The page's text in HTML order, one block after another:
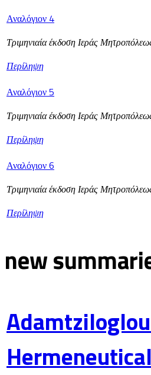
Αναλόγιον 4
Τριμηνιαία έκδοση Ιεράς
Περίληψη
Αναλόγιον 5
Τριμηνιαία έκδοση Ιεράς
Περίληψη
Αναλόγιον 6
Τριμηνιαία έκδοση Ιεράς
Περίληψη
new